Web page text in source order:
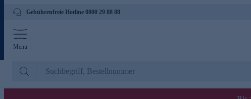
Gebührenfreie Hotline 0800 29 88 88
Menü